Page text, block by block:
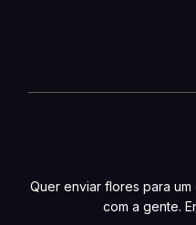
Quer enviar flores para
com a gente.